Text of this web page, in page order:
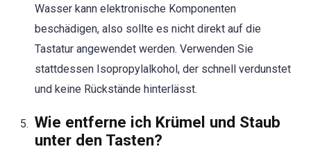
Wasser kann elektronische Komponenten
beschädigen, also sollte es nicht direkt auf die
Tastatur angewendet werden. Verwenden Sie
stattdessen Isopropylalkohol, der schnell verdunstet
und keine Rückstände hinterlässt.
Wie entferne ich Krümel und Staub
unter den Tasten?